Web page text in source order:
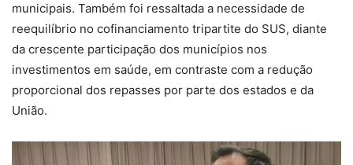
municipais. Também foi ressaltada a necessidade de
reequilíbrio no cofinanciamento tripartite do SUS, diante
da crescente participação dos municípios nos
investimentos em saúde, em contraste com a redução
proporcional dos repasses por parte dos estados e da
União.